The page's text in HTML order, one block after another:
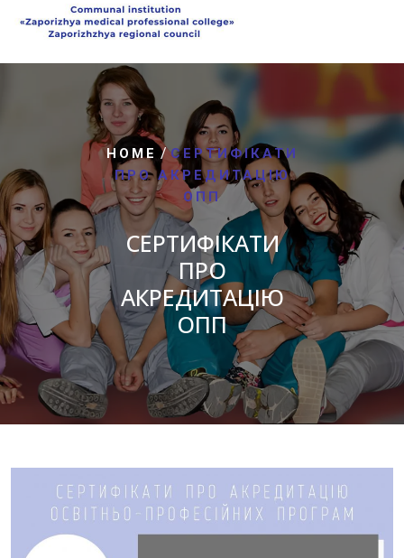
HOME /СЕРТИФІКАТИ
ПРО АКРЕДИТАЦІЮ
ОПП
СЕРТИФІКАТИ
ПРО
АКРЕДИТАЦІЮ
ОПП